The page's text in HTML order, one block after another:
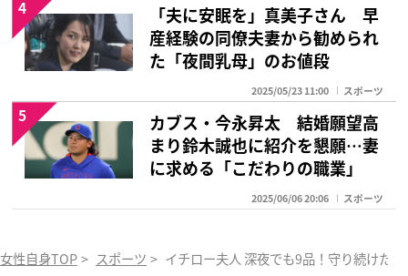
「夫に安眠を」真美子さん 早
産経験の同僚夫妻から勧められ
た「夜間乳母」のお値段
2025/05/23 11:00 スポーツ
4
カブス・今永昇太 結婚願望高
まり鈴木誠也に紹介を懇願…妻
に求める「こだわりの職業」
2025/06/06 20:06 スポーツ
5
女性自身TOP > スポーツ > イチロー夫人 深夜でも9品！守り続けた